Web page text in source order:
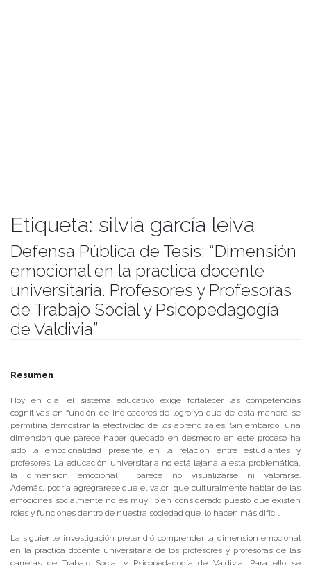
Etiqueta: silvia garcía leiva
Defensa Pública de Tesis: “Dimensión
emocional en la practica docente
universitaria. Profesores y Profesoras
de Trabajo Social y Psicopedagogía
de Valdivia”
Resumen
Hoy en día, el sistema educativo exige fortalecer las competencias
cognitivas en función de indicadores de logro ya que de esta manera se
permitiría demostrar la efectividad de los aprendizajes. Sin embargo, una
dimensión que parece haber quedado en desmedro en este proceso ha
sido la emocionalidad presente en la relación entre estudiantes y
profesores. La educación universitaria no está lejana a esta problemática,
la dimensión emocional parece no visualizarse ni valorarse.
Además, podría agregrarese que el valor que culturalmente hablar de las
emociones socialmente no es muy bien considerado puesto que existen
roles y funciones dentro de nuestra sociedad que lo hacen más difícil.
La siguiente investigación pretendió comprender la dimensión emocional
en la práctica docente universitaria de los profesores y profesoras de las
carreras de Trabajo Social y Psicopedagogía de Valdivia. Para ello se